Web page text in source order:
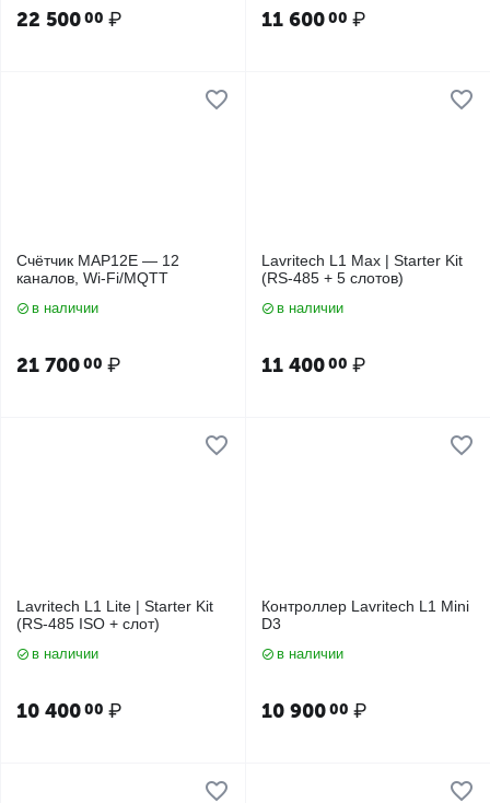
22 50000 ₽ 11 60000 ₽
Счётчик MAP12E — 12
каналов, Wi-Fi/MQTT
в наличии
21 70000 ₽
Lavritech L1 Max | Starter Kit
(RS-485 + 5 слотов)
в наличии
11 40000 ₽
Lavritech L1 Lite | Starter Kit
(RS-485 ISO + слот)
в наличии
10 40000 ₽
Контроллер Lavritech L1 Mini
D3
в наличии
10 90000 ₽